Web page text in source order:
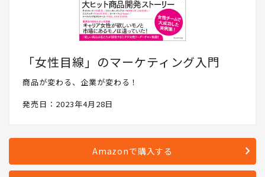
「女性目線」のマーケティング入門
商品が変わる、企業が変わる！
発売日：2023年4月28日
Amazonで購入する